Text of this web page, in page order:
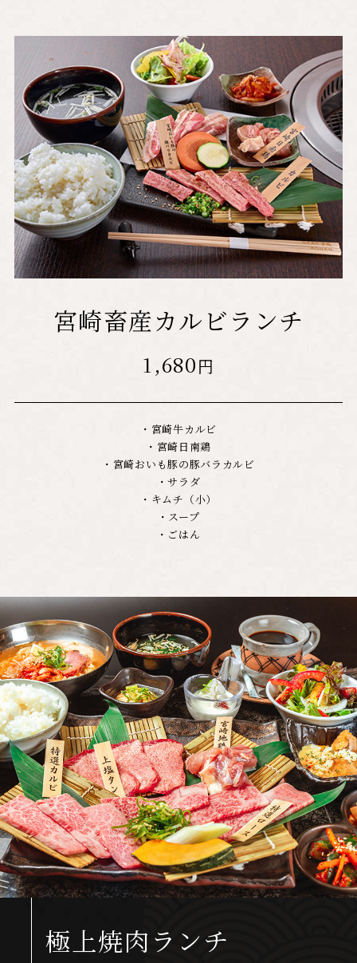
宮崎畜産カルビランチ
1,680円
・宮崎牛カルビ
・宮崎日南鶏
・宮崎おいも豚の豚バラカルビ
・サラダ
・キムチ（小）
・スープ
・ごはん
極上焼肉ランチ